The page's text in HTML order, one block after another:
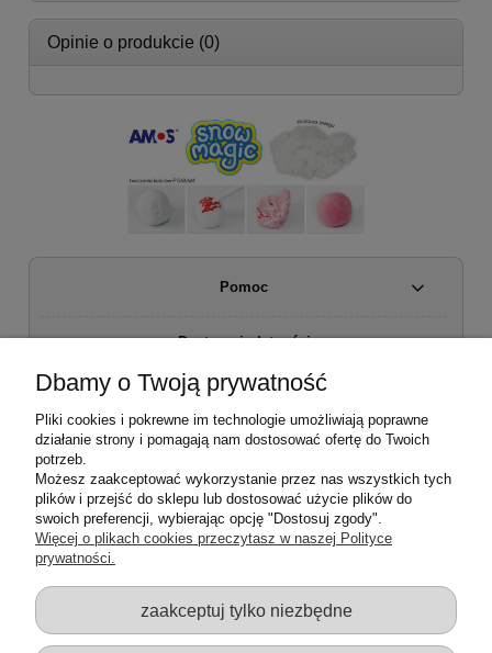
Opinie o produkcie (0)
Pomoc
Dostawa i płatności
Moje konto
Regulamin sklepu
Zwroty i reklamacje
Dbamy o Twoją prywatność
Pliki cookies i pokrewne im technologie umożliwiają poprawne
działanie strony i pomagają nam dostosować ofertę do Twoich
potrzeb.
Możesz zaakceptować wykorzystanie przez nas wszystkich tych
plików i przejść do sklepu lub dostosować użycie plików do
swoich preferencji, wybierając opcję "Dostosuj zgody".
Więcej o plikach cookies przeczytasz w naszej Polityce
prywatności.
zaakceptuj tylko niezbędne